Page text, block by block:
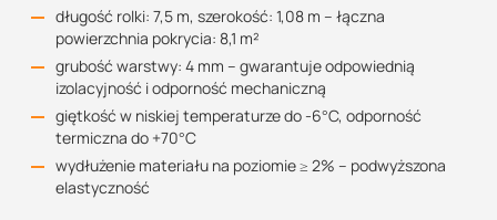
długość rolki: 7,5 m, szerokość: 1,08 m – łączna
powierzchnia pokrycia: 8,1 m²
grubość warstwy: 4 mm – gwarantuje odpowiednią
izolacyjność i odporność mechaniczną
giętkość w niskiej temperaturze do -6°C, odporność
termiczna do +70°C
wydłużenie materiału na poziomie ≥ 2% – podwyższona
elastyczność